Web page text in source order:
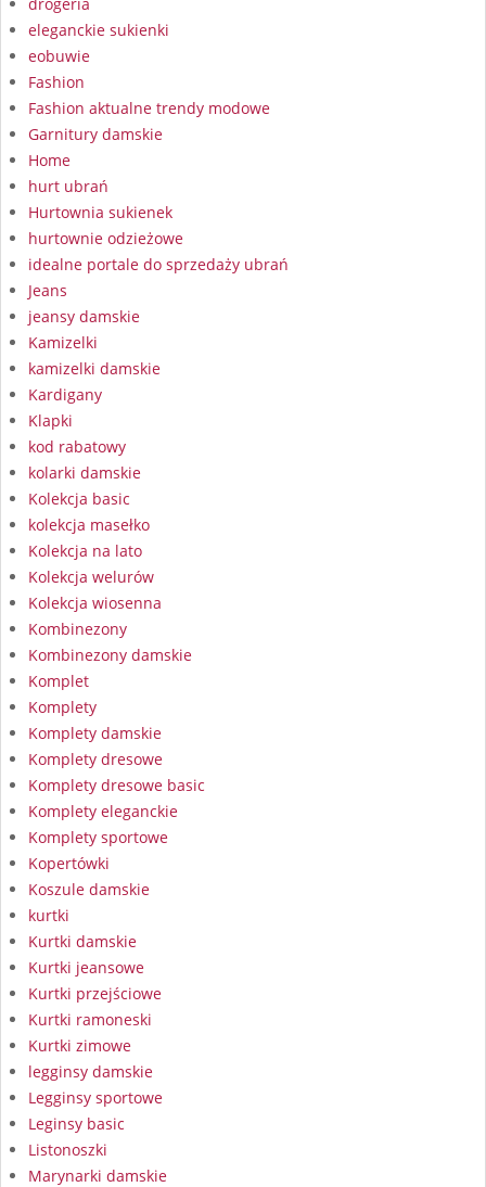
eleganckie sukienki
eobuwie
Fashion
Fashion aktualne trendy modowe
Garnitury damskie
Home
hurt ubrań
Hurtownia sukienek
hurtownie odzieżowe
idealne portale do sprzedaży ubrań
Jeans
jeansy damskie
Kamizelki
kamizelki damskie
Kardigany
Klapki
kod rabatowy
kolarki damskie
Kolekcja basic
kolekcja masełko
Kolekcja na lato
Kolekcja welurów
Kolekcja wiosenna
Kombinezony
Kombinezony damskie
Komplet
Komplety
Komplety damskie
Komplety dresowe
Komplety dresowe basic
Komplety eleganckie
Komplety sportowe
Kopertówki
Koszule damskie
kurtki
Kurtki damskie
Kurtki jeansowe
Kurtki przejściowe
Kurtki ramoneski
Kurtki zimowe
legginsy damskie
Legginsy sportowe
Leginsy basic
Listonoszki
Marynarki damskie